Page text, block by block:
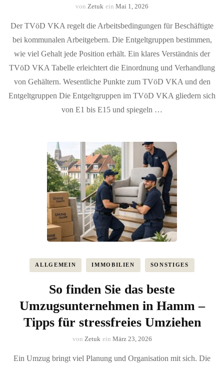
von Zetuk ein Mai 1, 2026
Der TVöD VKA regelt die Arbeitsbedingungen für Beschäftigte
bei kommunalen Arbeitgebern. Die Entgeltgruppen bestimmen,
wie viel Gehalt jede Position erhält. Ein klares Verständnis der
TVöD VKA Tabelle erleichtert die Einordnung und Verhandlung
von Gehältern. Wesentliche Punkte zum TVöD VKA und den
Entgeltgruppen Die Entgeltgruppen im TVöD VKA gliedern sich
von E1 bis E15 und spiegeln …
ALLGEMEIN IMMOBILIEN SONSTIGES
So finden Sie das beste
Umzugsunternehmen in Hamm –
Tipps für stressfreies Umziehen
von Zetuk ein März 23, 2026
Ein Umzug bringt viel Planung und Organisation mit sich. Die